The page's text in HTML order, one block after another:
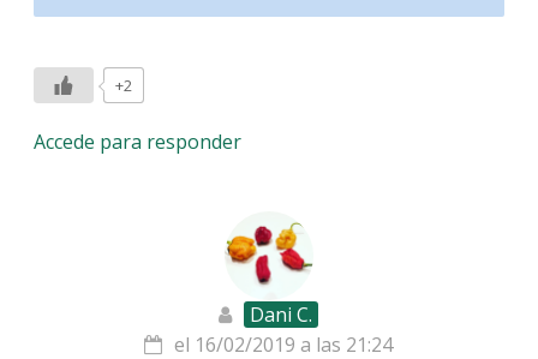
+2
Accede para responder
Dani C.
el 16/02/2019 a las 21:24